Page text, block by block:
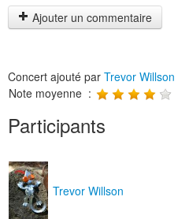
Ajouter un commentaire
Concert ajouté par Trevor Willson
Note moyenne :
Participants
Trevor Willson